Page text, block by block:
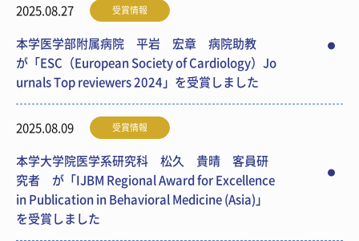
2025.08.27 受賞情報
本学医学部附属病院 平岩 宏章 病院助教
が「ESC（European Society of Cardiology）Jo
urnals Top reviewers 2024」を受賞しました
2025.08.09 受賞情報
本学大学院医学系研究科 松久 貴晴 客員研
究者 が「IJBM Regional Award for Excellence
in Publication in Behavioral Medicine (Asia)」
を受賞しました